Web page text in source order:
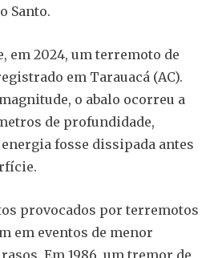
Santo.
em 2024, um terremoto de
em Tarauacá (AC).
o abalo ocorreu a
de profundidade,
fosse dissipada antes
provocados por terremotos
em eventos de menor